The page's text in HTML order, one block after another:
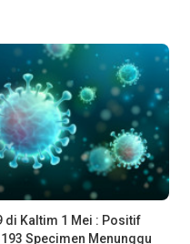
di Kaltim 1 Mei : Positif
Specimen Menunggu